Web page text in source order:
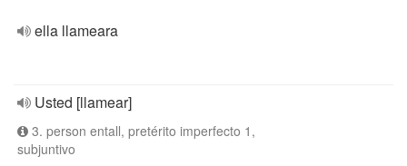
ella llameara
Usted [llamear]
3. person entall, pretérito imperfecto 1,
subjuntivo